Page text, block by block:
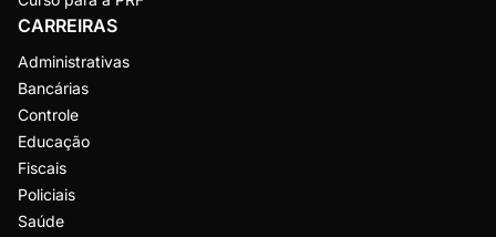
CARREIRAS
Administrativas
Bancárias
Controle
Educação
Fiscais
Policiais
Saúde